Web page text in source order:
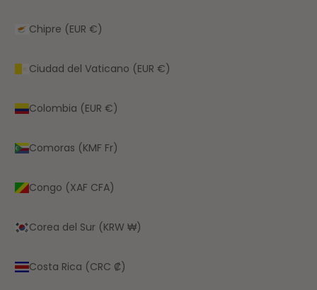
Chipre (EUR €)
Ciudad del Vaticano (EUR €)
Colombia (EUR €)
Comoras (KMF Fr)
Congo (XAF CFA)
Corea del Sur (KRW ₩)
Costa Rica (CRC ₡)